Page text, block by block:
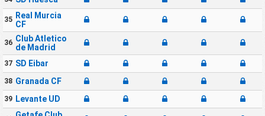
35 Real Murcia
CF
36 Club Atletico
de Madrid
37 SD Eibar
38 Granada CF
39 Levante UD